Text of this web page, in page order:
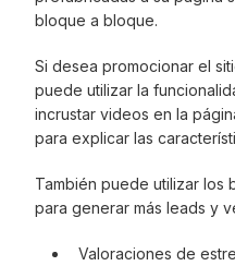
bloque a bloque.
Si desea promocionar el
puede utilizar la
incrustar videos en la
para explicar las
También puede utilizar los
para generar más leads y
Valoraciones de